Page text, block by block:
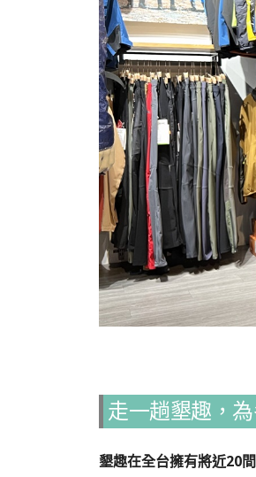
走一趟墾趣，
墾趣在全台擁有將近20